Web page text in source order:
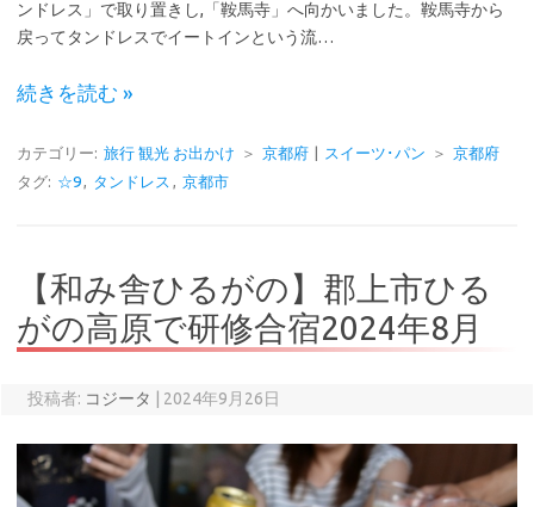
ンドレス」で取り置きし,「鞍馬寺」へ向かいました。鞍馬寺から
戻ってタンドレスでイートインという流…
続きを読む »
カテゴリー: 旅行 観光 お出かけ ＞ 京都府 スイーツ･パン ＞ 京都府
タグ: ☆9, タンドレス , 京都市
【和み舎ひるがの】郡上市ひる
がの高原で研修合宿2024年8月
投稿者: コジータ 2024年9月26日